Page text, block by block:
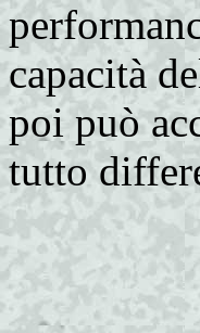
capacità
poi può
tutto